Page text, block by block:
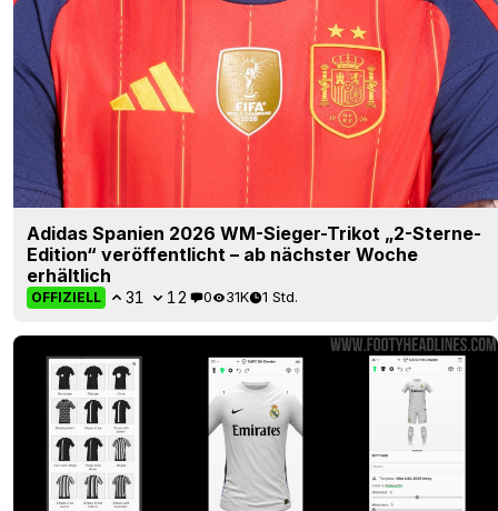
Adidas Spanien 2026 WM-Sieger-Trikot „2-Sterne-
Edition“ veröffentlicht – ab nächster Woche
erhältlich
OFFIZIELL 31 12 0 31K 1 Std.